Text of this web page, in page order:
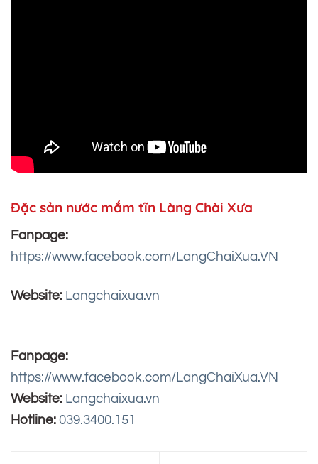
Đặc sản nước mắm tĩn Làng Chài Xưa
Fanpage:
https://www.facebook.com/LangChaiXua.VN
Website: Langchaixua.vn
Fanpage:
https://www.facebook.com/LangChaiXua.VN
Website: Langchaixua.vn
Hotline: 039.3400.151